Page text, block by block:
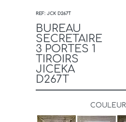
REF: JCK D267T
BUREAU
SECRETAIRE
3 PORTES 1
TIROIRS
JICEKA
D267T
COULEUR